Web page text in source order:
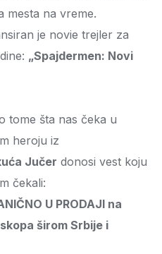
mesta na vreme.
je novie trejler za
„Spajdermen: Novi
tome šta nas čeka u
heroju iz
Jučer donosi vest koju
čekali:
U PRODAJI na
širom Srbije i